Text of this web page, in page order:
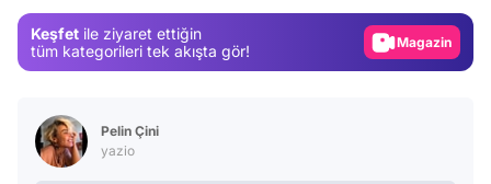
Keşfet ile ziyaret ettiğin
tüm kategorileri tek akışta gör!
Magazin
Video
Pelin Çini
yazio